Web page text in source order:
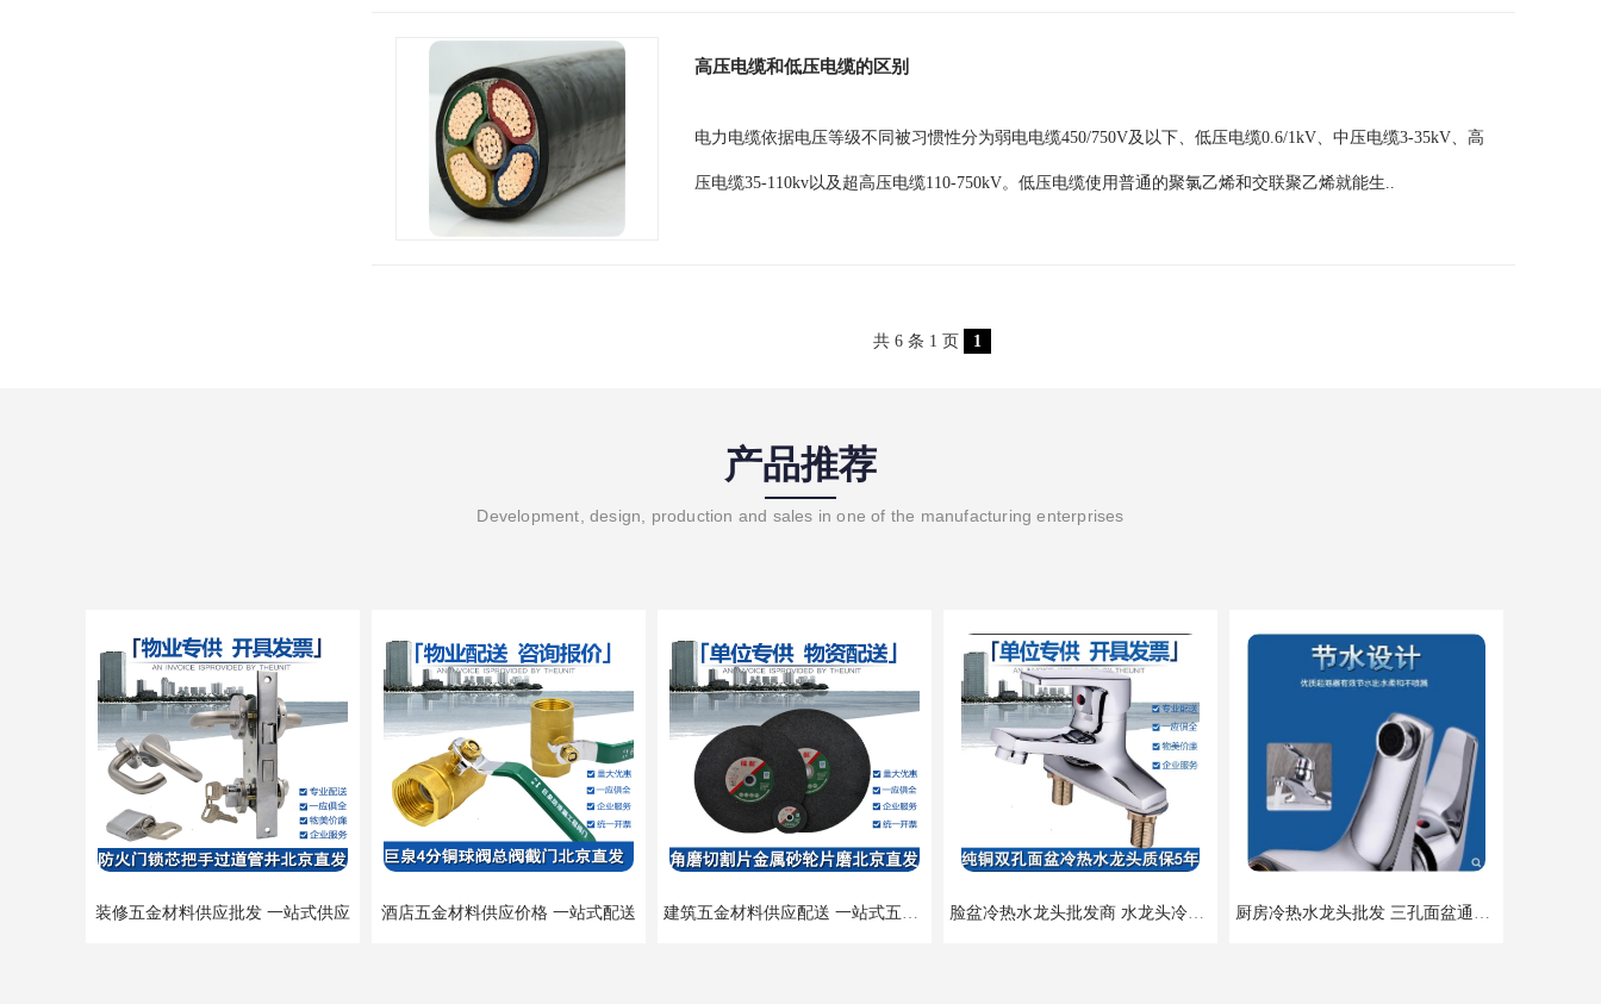
高压电缆和低压电缆的区别
电力电缆依据电压等级不同被习惯性分为弱电电缆450/750V及以下、低压电缆0.6/1kV、中压电缆3-35kV、高
压电缆35-110kv以及超高压电缆110-750kV。低压电缆使用普通的聚氯乙烯和交联聚乙烯就能生..
共 6 条 1 页 1
产品推荐
Development, design, production and sales in one of the manufacturing enterprises
装修五金材料供应批发 一站式供应 酒店五金材料供应价格 一站式配送 建筑五金材料供应配送 一站式五金材料供应商 脸盆冷热水龙头批发商 水龙头冷热洗脸盆池 全城配送 厨房冷热水龙头批发 三孔面盆通用中珠 24小时内送达